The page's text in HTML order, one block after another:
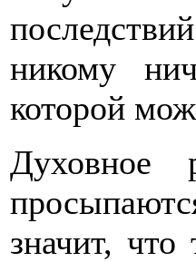
никому
которой
Духовное
значит,